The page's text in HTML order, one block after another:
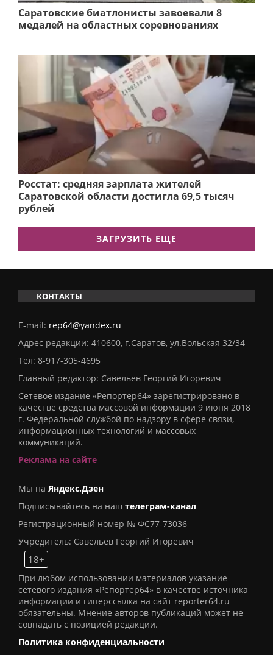
Саратовские биатлонисты завоевали 8
медалей на областных соревнованиях
Росстат: средняя зарплата жителей
Саратовской области достигла 69,5 тысяч
рублей
ЗАГРУЗИТЬ ЕЩЕ
КОНТАКТЫ
E-mail: rep64@yandex.ru
Адрес редакции: 410600, г.Саратов, ул.Вольская 32/34
Тел: 8-917-305-4695
Главный редактор: Савельев Георгий Игоревич
Сетевое издание «Репортер64» зарегистрировано в
качестве средства массовой информации 9 июня 2018
г. Федеральной службой по надзору в сфере связи,
информационных технологий и массовых
коммуникаций.
Реклама на сайте
Мы на Яндекс.Дзен
Подписывайтесь на наш телеграм-канал
Регистрационный номер № ФС77-73036
Учредитель: Савельев Георгий Игоревич
18+
При любом использовании материалов указание
сетевого издания «Репортер64» в качестве источника
информации и гиперссылка на сайт reporter64.ru
обязательны. Мнение авторов публикаций может не
совпадать с позицией редакции.
Политика конфиденциальности